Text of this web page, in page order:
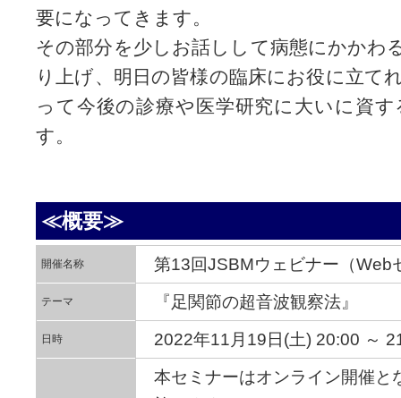
要になってきます。
その部分を少しお話しして病態にかかわ
り上げ、明日の皆様の臨床にお役に立て
って今後の診療や医学研究に大いに資
す。
≪概要≫
開催名称 第13回JSBMウェビナー（Web
テーマ 『足関節の超音波観察法』
日時 2022年11月19日(土) 20:00 ～
本セミナーはオンライン開催と